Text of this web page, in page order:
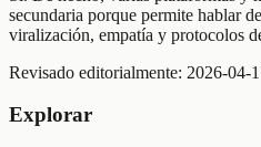
secundaria porque permite hablar
viralización, empatía y protocolos
Revisado editorialmente: 2026-04-
Explorar